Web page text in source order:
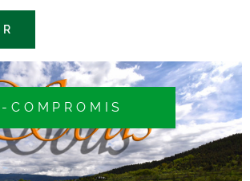
ALERTE E-
CONTACT
COMPROMISRECHERCHER